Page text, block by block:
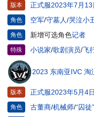
版本 正式服2023年7月13
角色 空军/守墓人/哭泣小
角色 新增可选角色记者
特殊 小说家/歌剧演员/飞
2023 东南亚IVC 淘
版本 正式服2023年5月4
角色 古董商/机械师/“囚徒”